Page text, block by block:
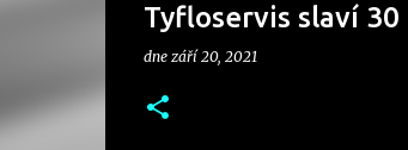
Tyfloservis slaví
dne září 20, 2021